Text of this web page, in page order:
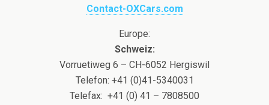
Contact-OXCars.com
Europe:
Schweiz:
Vorruetiweg 6 – CH-6052 Hergiswil
Telefon: +41 (0)41-5340031
Telefax: +41 (0) 41 – 7808500